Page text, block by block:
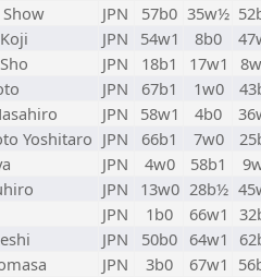
JPN 57b0 35w½
JPN 54w1 8b0
JPN 18b1 17w1
JPN 67b1 1w0
JPN 58w1 4b0
Yoshitaro JPN 66b1 7w0
JPN 4w0 58b1
JPN 13w0 28b½
JPN 1b0 66w1
JPN 50b0 64w1
JPN 3b0 67w1